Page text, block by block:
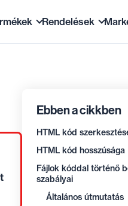
Termékbemutató
Értékesítés marketplace-
Rendelések
Szállítási módok
Fizetési módok
Ebben a cikkben
HTML kód
HTML kód hosszúsága
Fájlok kóddal történő
szabályai
Általános útmutatás